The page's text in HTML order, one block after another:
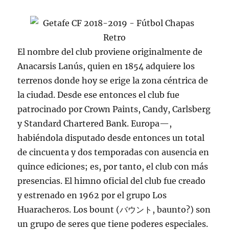
El nombre del club proviene originalmente de
Anacarsis Lanús, quien en 1854 adquiere los
terrenos donde hoy se erige la zona céntrica de
la ciudad. Desde ese entonces el club fue
patrocinado por Crown Paints, Candy, Carlsberg
y Standard Chartered Bank. Europa—,
habiéndola disputado desde entonces un total
de cincuenta y dos temporadas con ausencia en
quince ediciones; es, por tanto, el club con más
presencias. El himno oficial del club fue creado
y estrenado en 1962 por el grupo Los
Huaracheros. Los bount (バウント, baunto?) son
un grupo de seres que tiene poderes especiales.